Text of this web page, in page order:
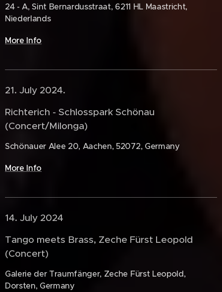
24 - A, Sint Bernardusstraat, 6211 HL Maastricht,
Niederlands
More Info
21. July 2024. 🇩🇪
Richterich - Schlosspark Schönau
(Concert/Milonga)
Schönauer Alee 20, Aachen, 52072, Germany
More Info
14. July 2024 🇩🇪
Tango meets Brass, Zeche Fürst Leopold
(Concert)
Galerie der Traumfänger, Zeche Fürst Leopold,
Dorsten, Germany